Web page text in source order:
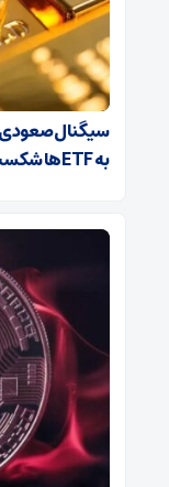
سیگنال صعودی
به ETFها شکست